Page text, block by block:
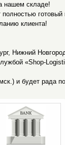
нашем складе!
готовый
клиента!
Нижний
«Shop-
и будет рада